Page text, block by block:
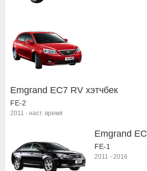
Emgrand EC7 RV хэтчбек
FE-2
2011 - наст. время
Emgrand
FE-1
2011 - 2016